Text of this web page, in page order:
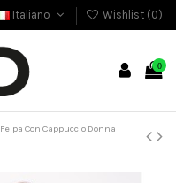
Italiano Wishlist (0)
0
Felpa Con Cappuccio Donna